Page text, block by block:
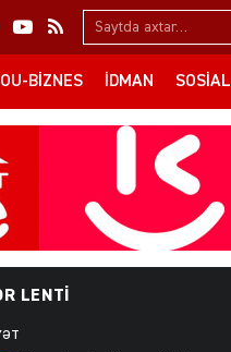
Search…
BIZNES İDMAN SOSIAL
LENTI